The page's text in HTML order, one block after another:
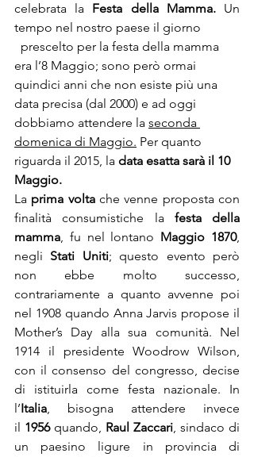
celebrata la Festa della Mamma. Un
tempo nel nostro paese il giorno
era l’8 Maggio; sono però ormai
quindici anni che non esiste più una
data precisa (dal 2000) e ad oggi
dobbiamo attendere la seconda
domenica di Maggio. Per quanto
riguarda il 2015, la data esatta sarà il 10
Maggio.
La prima volta che venne proposta con
finalità consumistiche la festa della
mamma, fu nel lontano Maggio 1870,
negli Stati Uniti; questo evento però
non ebbe molto successo,
contrariamente a quanto avvenne poi
nel 1908 quando Anna Jarvis propose il
Mother’s Day alla sua comunità. Nel
1914 il presidente Woodrow Wilson,
con il consenso del congresso, decise
di istituirla come festa nazionale. In
l’Italia, bisogna attendere invece
il 1956 quando, Raul Zaccari, sindaco di
un paesino ligure in provincia di